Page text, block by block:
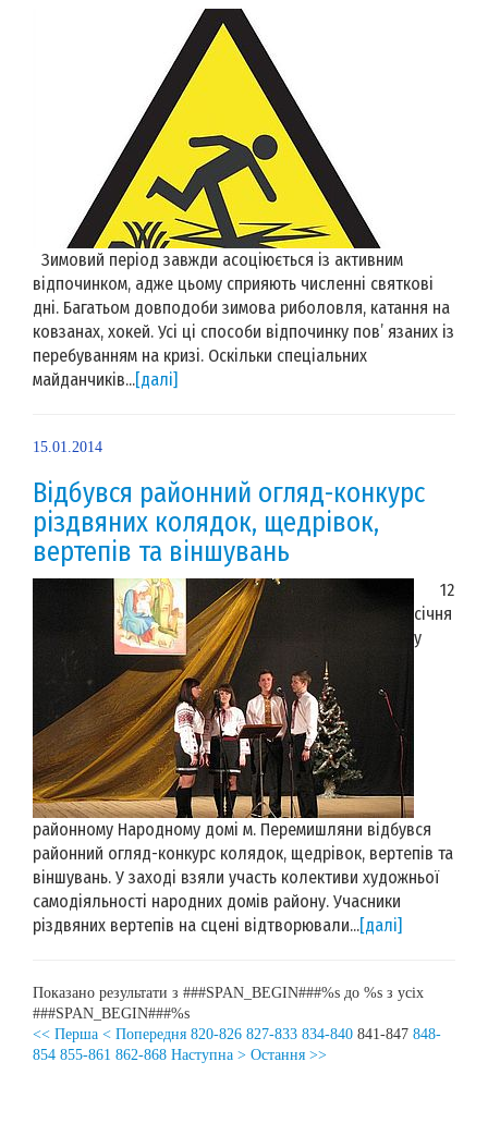
Зимовий період завжди асоціюється із активним
відпочинком, адже цьому сприяють численні святкові
дні. Багатьом довподоби зимова риболовля, катання на
ковзанах, хокей. Усі ці способи відпочинку пов’ язаних із
перебуванням на кризі. Оскільки спеціальних
майданчиків...[далі]
15.01.2014
Відбувся районний огляд-конкурс
різдвяних колядок, щедрівок,
вертепів та віншувань
12
січня
у
районному Народному домі м. Перемишляни відбувся
районний огляд-конкурс колядок, щедрівок, вертепів та
віншувань. У заході взяли участь колективи художньої
самодіяльності народних домів району. Учасники
різдвяних вертепів на сцені відтворювали...[далі]
Показано результати з ###SPAN_BEGIN###%s до %s з усіх
###SPAN_BEGIN###%s
<< Перша < Попередня 820-826 827-833 834-840 841-847 848-
854 855-861 862-868 Наступна > Остання >>